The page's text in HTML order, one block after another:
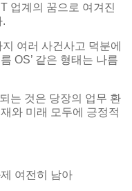
업계의 꿈으로 여겨진
.
여러 사건사고 덕분에
OS’ 같은 형태는 나름
는 것은 당장의 업무 환
와 미래 모두에 긍정적
여전히 남아